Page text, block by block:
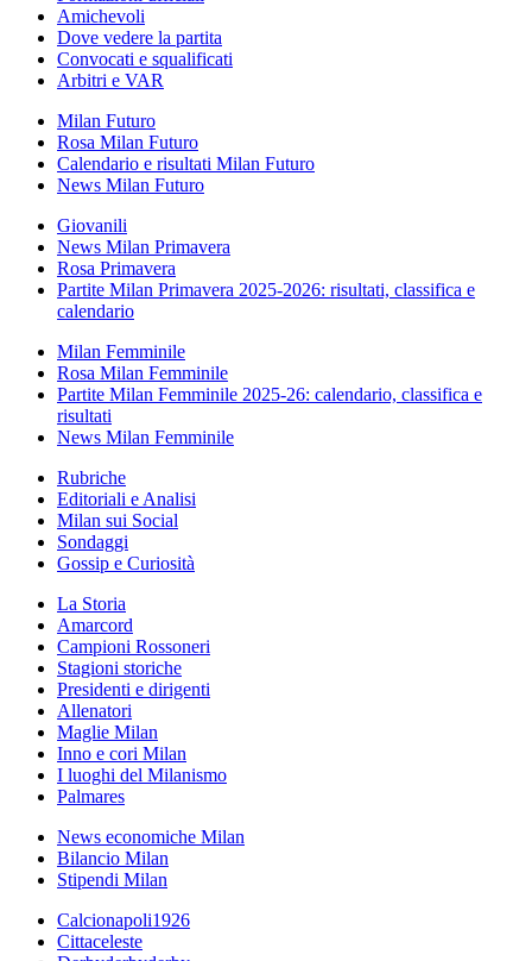
Amichevoli
Dove vedere la partita
Convocati e squalificati
Arbitri e VAR
Milan Futuro
Rosa Milan Futuro
Calendario e risultati Milan Futuro
News Milan Futuro
Giovanili
News Milan Primavera
Rosa Primavera
Partite Milan Primavera 2025-2026: risultati, classifica e
calendario
Milan Femminile
Rosa Milan Femminile
Partite Milan Femminile 2025-26: calendario, classifica e
risultati
News Milan Femminile
Rubriche
Editoriali e Analisi
Milan sui Social
Sondaggi
Gossip e Curiosità
La Storia
Amarcord
Campioni Rossoneri
Stagioni storiche
Presidenti e dirigenti
Allenatori
Maglie Milan
Inno e cori Milan
I luoghi del Milanismo
Palmares
News economiche Milan
Bilancio Milan
Stipendi Milan
Calcionapoli1926
Cittaceleste